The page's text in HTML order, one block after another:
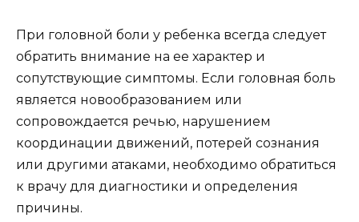
При головной боли у ребенка всегда следует
обратить внимание на ее характер и
сопутствующие симптомы. Если головная боль
является новообразованием или
сопровождается речью, нарушением
координации движений, потерей сознания
или другими атаками, необходимо обратиться
к врачу для диагностики и определения
причины.